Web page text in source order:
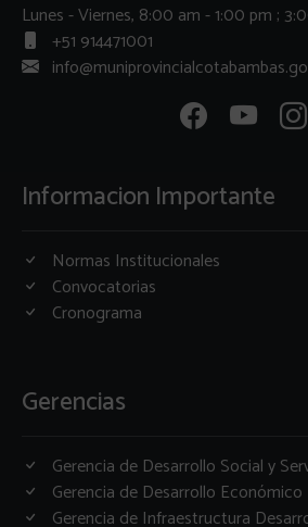
Lunes - Viernes, 8:00 am - 1:00 pm ;
+51 914471001
Informacion Importante
Normas Institucionales
Convocatorias
Cronograma
Gerencias
Gerencia de Desarrollo Social y
Gerencia de Desarrollo Económico
Gerencia de Infraestructura